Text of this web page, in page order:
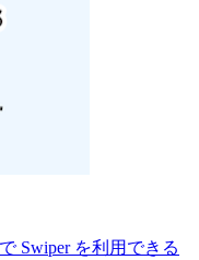
Swiper を利用できる